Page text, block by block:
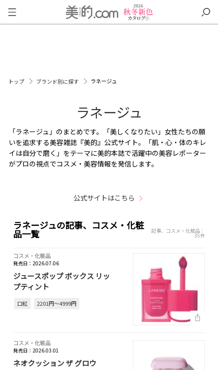
トップ ブランド別に探す ラネージュ
ラネージュ
「ラネージュ」のまとめです。「美しくなりたい」女性たちの願
いを追求する美容雑誌『美的』公式サイト。「肌・心・体のキレ
イは自分で磨く」をテーマに美的本誌で活躍中の美容レポーター
がプロの視点でコスメ・美容情報を発信します。
公式サイトはこちら
ラネージュの記事、コスメ・化粧
品一覧 記事、コスメ・化粧品：
35件
コスメ・化粧品
発売日：2026.07.06
ジュースポップ ボックス リッ
プティント
口紅 2201円～4999円
コスメ・化粧品
発売日：2026.03.01
ネオクッション ザ グロウ